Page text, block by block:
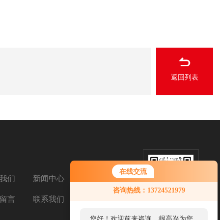
在线交流
咨询热线：13724521979
返回列表
们 新闻中心
言 联系我们